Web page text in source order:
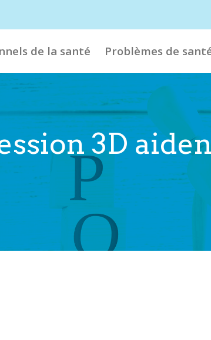
de la santé Problèmes de
3D